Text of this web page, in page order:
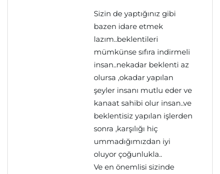
Sizin de yaptığınız gibi
bazen idare etmek
lazım..beklentileri
mümkünse sıfıra indirmeli
insan..nekadar beklenti az
olursa ,okadar yapılan
şeyler insanı mutlu eder ve
kanaat sahibi olur insan..ve
beklentisiz yapılan işlerden
sonra ,karşılığı hiç
ummadığımızdan iyi
oluyor çoğunlukla..
Ve en önemlisi sizinde